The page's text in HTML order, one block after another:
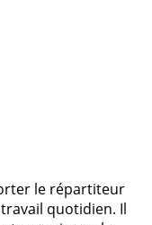
le répartiteur
quotidien. Il